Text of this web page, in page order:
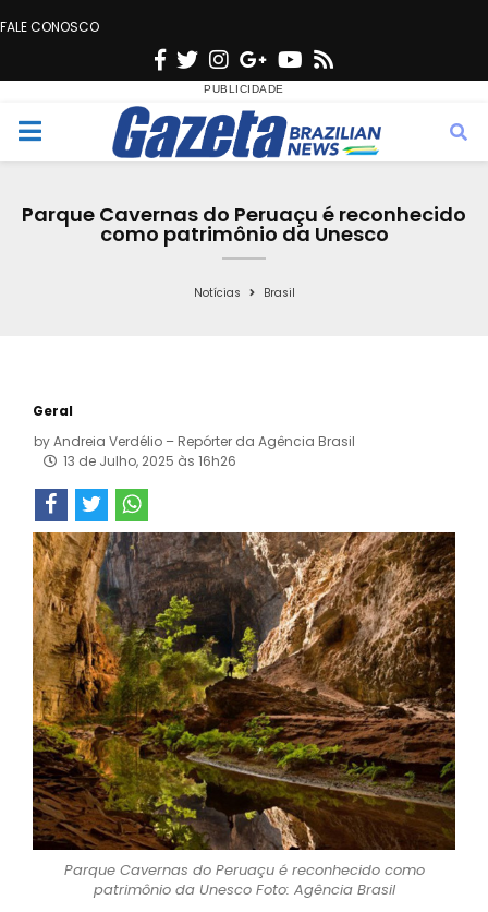
FALE CONOSCO
F
c
e
o
o
T
w
i
t
e
n
s
t
g
r
a
G
o
o
g
e
Y
u
t
b
s
M
Parque Cavernas do Peruaçu é reconhecido
como patrimônio da Unesco
Notícias Brasil
Geral
byAndreia Verdélio – Repórter da Agência Brasil
13 de Julho, 2025 às 16h26
Parque Cavernas do Peruaçu é reconhecido como
patrimônio da Unesco Foto: Agência Brasil